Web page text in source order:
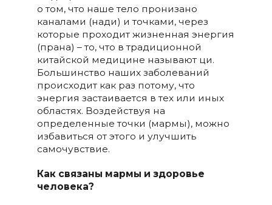
о том, что наше тело пронизано
каналами (нади) и точками, через
которые проходит жизненная энергия
(прана) – то, что в традиционной
китайской медицине называют ци.
Большинство наших заболеваний
происходит как раз потому, что
энергия застаивается в тех или иных
областях. Воздействуя на
определенные точки (мармы), можно
избавиться от этого и улучшить
самочувствие.
Как связаны мармы и здоровье
человека?